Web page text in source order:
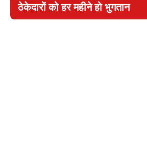
ठेकेदारों को हर महीने हो भुगतान